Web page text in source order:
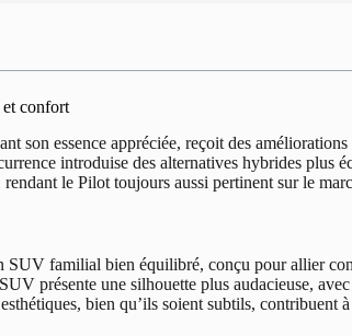
confort
son essence appréciée, reçoit des
introduise des alternatives hybrides plus
le Pilot toujours aussi pertinent sur le
familial bien équilibré, conçu pour allier
présente une silhouette plus audacieuse,
bien qu’ils soient subtils, contribuent